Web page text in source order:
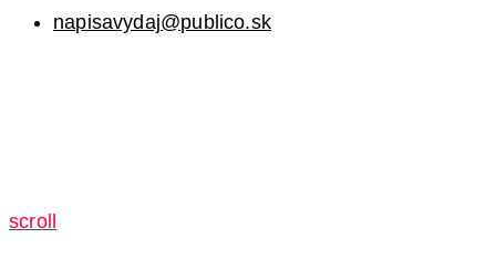
napisavydaj@publico.sk
scroll